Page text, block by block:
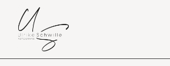
Inhalt
springen